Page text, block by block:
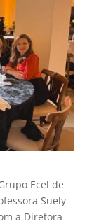
Ecel de
Suely
a Diretora